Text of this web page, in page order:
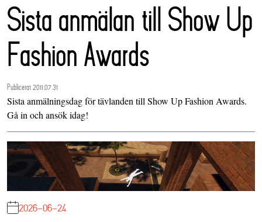
Sista anmälan till Show Up
Fashion Awards
Publicerat 2011.07.31
Sista anmälningsdag för tävlanden till Show Up Fashion Awards.
Gå in och ansök idag!
2026-06-24